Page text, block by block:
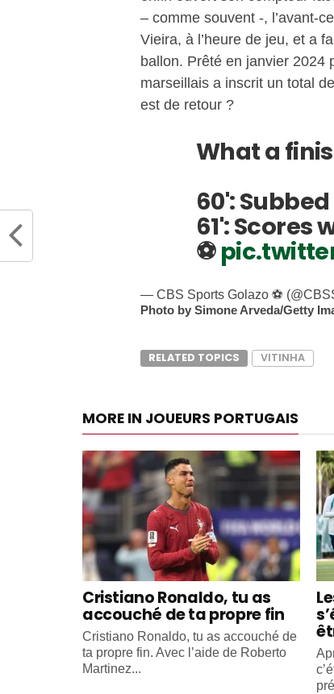
– comme souvent -, l’avant-
Vieira, à l’heure de jeu, et a
ballon. Prêté en janvier 2024
marseillais a inscrit un total
est de retour ?
What a
60':
61': Scores
⚽️
— CBS Sports Golazo ⚽️
Photo by Simone Arveda/Getty
RELATED TOPICS VITINHA
MORE IN JOUEURS PORTUGAIS
Cristiano Ronaldo, tu as
accouché de ta propre fin
Cristiano Ronaldo, tu as accouché de
ta propre fin. Avec l’aide de Roberto
Martinez...